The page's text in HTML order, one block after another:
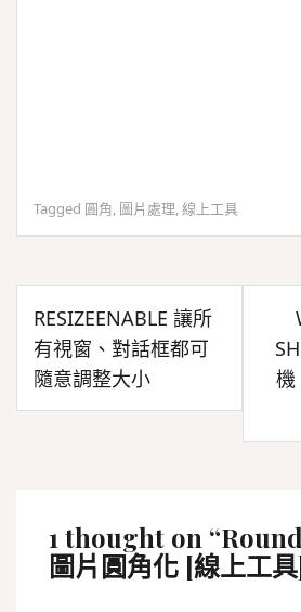
Tagged 圓角 圖片處理 線上工具
文
章
導
覽
RESIZEENABLE 讓所
有視窗、對話框都可
隨意調整大小
機
1 thought on “
圖片圓角化 [線上工